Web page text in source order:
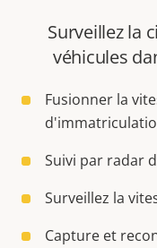
Surveillez la
véhicules
Fusionner la
Suivi par radar
Surveillez la
Capture et